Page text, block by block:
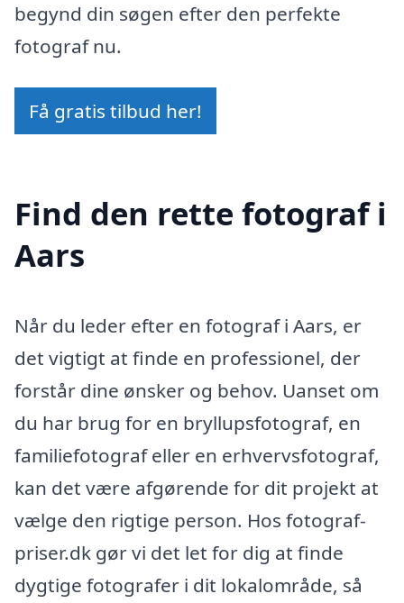
begynd din søgen efter den perfekte
fotograf nu.
Få gratis tilbud her!
Find den rette fotograf i
Aars
Når du leder efter en fotograf i Aars, er
det vigtigt at finde en professionel, der
forstår dine ønsker og behov. Uanset om
du har brug for en bryllupsfotograf, en
familiefotograf eller en erhvervsfotograf,
kan det være afgørende for dit projekt at
vælge den rigtige person. Hos fotograf-
priser.dk gør vi det let for dig at finde
dygtige fotografer i dit lokalområde, så